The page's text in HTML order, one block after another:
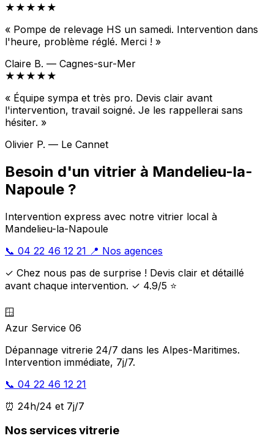
★★★★★
« Pompe de relevage HS un samedi. Intervention dans
l'heure, problème réglé. Merci ! »
Claire B. — Cagnes-sur-Mer
★★★★★
« Équipe sympa et très pro. Devis clair avant
l'intervention, travail soigné. Je les rappellerai sans
hésiter. »
Olivier P. — Le Cannet
Besoin d'un vitrier à Mandelieu-la-
Napoule ?
Intervention express avec notre vitrier local à
Mandelieu-la-Napoule
📞 04 22 46 12 21 📍 Nos agences
✓ Chez nous pas de surprise ! Devis clair et détaillé
avant chaque intervention. ✓ 4.9/5 ⭐
🪟
Azur Service 06
Dépannage vitrerie 24/7 dans les Alpes-Maritimes.
Intervention immédiate, 7j/7.
📞 04 22 46 12 21
⏰ 24h/24 et 7j/7
Nos services vitrerie